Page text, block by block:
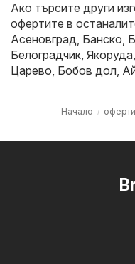
Ако търсите други
офертите в
Асеновград, Банско,
Белоградчик, Якоруда,
Царево, Бобов дол,
Начало